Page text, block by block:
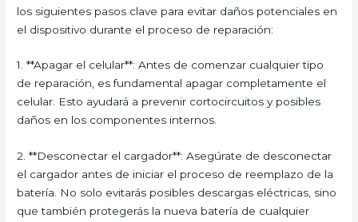
los siguientes pasos clave para evitar daños potenciales en
el dispositivo durante el proceso de reparación:
1. **Apagar el celular**: Antes de comenzar cualquier tipo
de reparación, es fundamental apagar completamente el
celular. Esto ayudará a prevenir cortocircuitos y posibles
daños en los componentes internos.
2. **Desconectar el cargador**: Asegúrate de desconectar
el cargador antes de iniciar el proceso de reemplazo de la
batería. No solo evitarás posibles descargas eléctricas, sino
que también protegerás la nueva batería de cualquier